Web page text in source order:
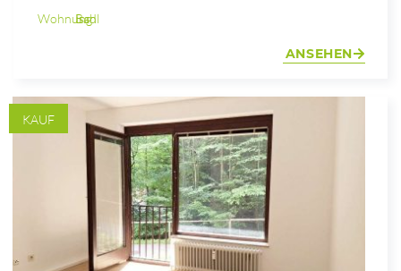
Wohnung
Bad Ischl
ANSEHEN
KAUF